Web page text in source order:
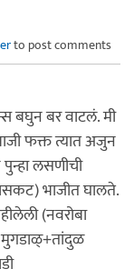
to post comments
बघुन बर वाटलं. मी
फक्त त्यात अजुन
लसणीची
भाजीत घालते.
(नवरोबा